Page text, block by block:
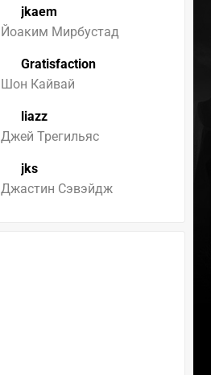
jkaem
Йоаким Мирбустад
Gratisfaction
Шон Кайвай
liazz
Джей Трегильяс
jks
Джастин Сэвэйдж